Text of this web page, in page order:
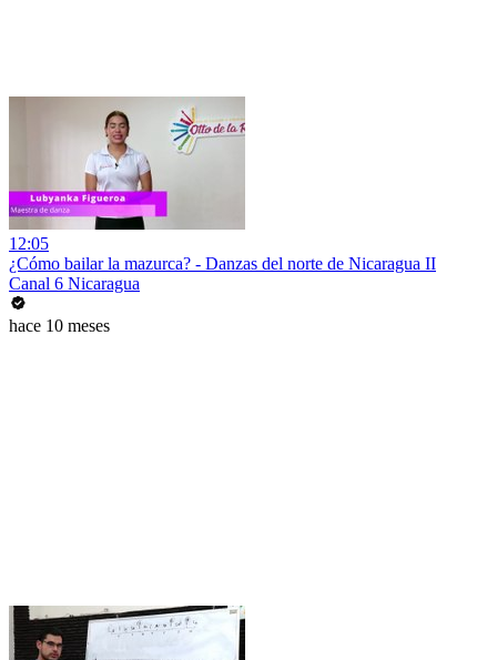
12:05
¿Cómo bailar la mazurca? - Danzas del norte de Nicaragua II
Canal 6 Nicaragua
hace 10 meses